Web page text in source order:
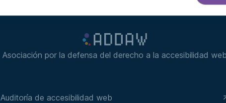
Asociación por la defensa del derecho a la accesibilidad
Auditoría de accesibilidad web